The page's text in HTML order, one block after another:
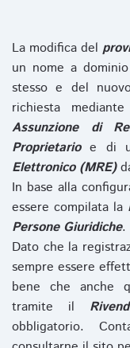
La modifica del
un nome a
stesso e del
richiesta
Assunzione di
Proprietarioe di
Elettronico (MRE)
In base alla
essere compilata la
Persone Giuridiche.
Dato che la
sempre essere
bene che anche
tramite il
obbligatorio.